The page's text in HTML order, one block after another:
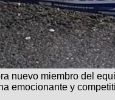
miembro del
emocionante y